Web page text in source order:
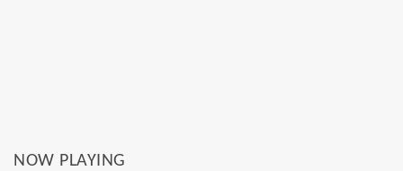
NOW PLAYING